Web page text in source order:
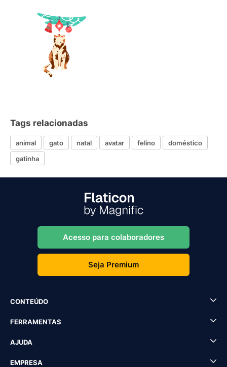
Tags relacionadas
animal gato natal avatar felino
doméstico
gatinha
Acesso para colaboradores
Seja Premium
CONTEÚDO
FERRAMENTAS
AJUDA
EMPRESA